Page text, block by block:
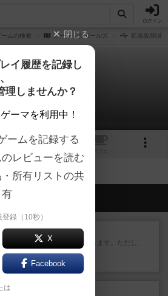
ログイン
ムの検索 ガーリックガールズ 拡張版/関連
ックガールズ
拡張/関連作品 0件
員の新しい投稿
ふたつの街の物語
タイルを4×4で並べて街づくりします。ただし、
街は各プレイヤーの間にあ...
約3時間前 by ジェイとと
画像付き
閉じる
イ履歴を記録し
理しませんか？
ーマを利用中！
ームを記録する
レビューを読む
所有リストの共
有
録（10秒）
X
Facebook
は